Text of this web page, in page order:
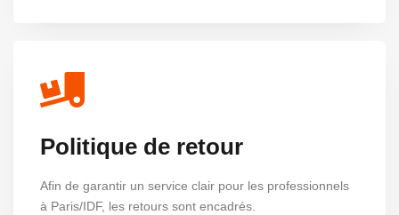
Politique de retour
Afin de garantir un service clair pour les professionnels
à Paris/IDF, les retours sont encadrés.